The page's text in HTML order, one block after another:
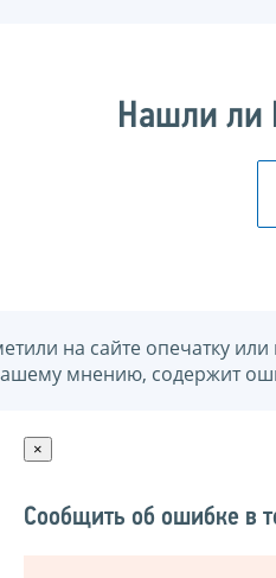
Нашли ли
на сайте опечатку
мнению, содержит
×
Сообщить об ошибке в